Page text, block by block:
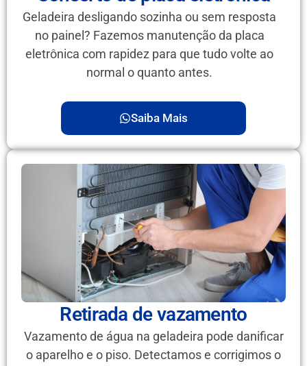
Geladeira desligando sozinha ou sem resposta
no painel? Fazemos manutenção da placa
eletrônica com rapidez para que tudo volte ao
normal o quanto antes.
Saiba Mais
Retirada de vazamento
Vazamento de água na geladeira pode danificar
o aparelho e o piso. Detectamos e corrigimos o